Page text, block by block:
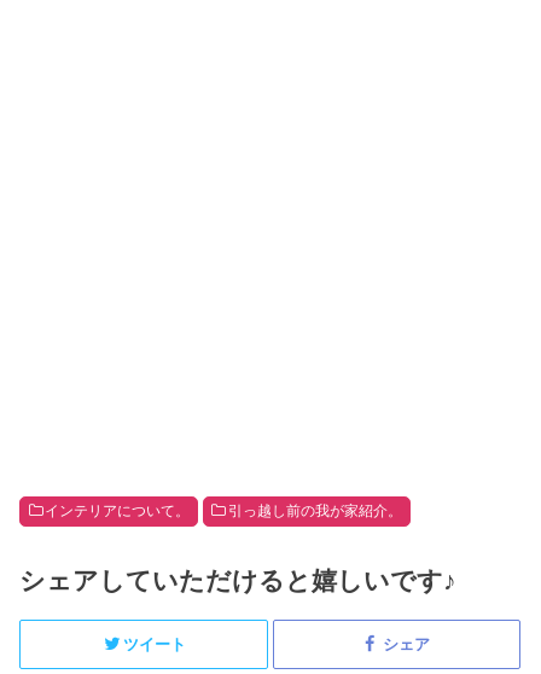
インテリアについて。 引っ越し前の我が家紹介。
シェアしていただけると嬉しいです♪
ツイート シェア